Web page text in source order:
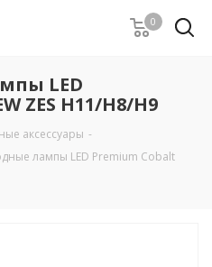
0
LED
ZES H11/H8/H9
аксессуары -
лампы LED Premium Cobalt